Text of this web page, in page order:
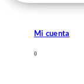
Mi cuenta
0